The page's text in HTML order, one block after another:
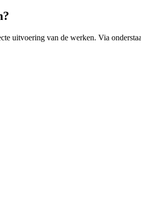
uitvoering van de werken. Via